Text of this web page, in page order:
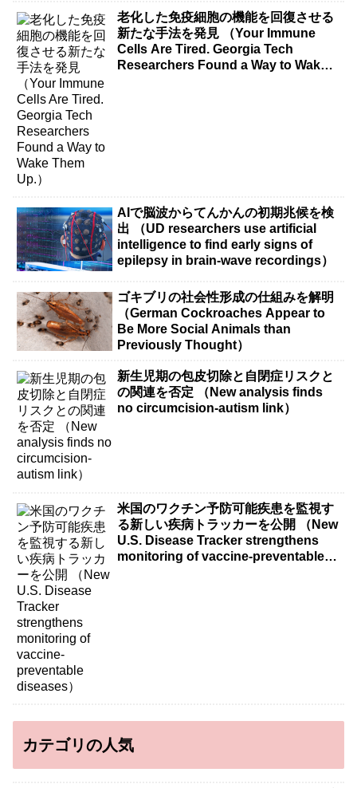
老化した免疫細胞の機能を回復させる
新たな手法を発見 （Your Immune
Cells Are Tired. Georgia Tech
Researchers Found a Way to Wake
AIで脳波からてんかんの初期兆候を検
出 （UD researchers use artificial
intelligence to find early signs of
epilepsy in brain-wave recordings）
ゴキブリの社会性形成の仕組みを解明
（German Cockroaches Appear to
Be More Social Animals than
Previously Thought）
新生児期の包皮切除と自閉症リスクと
の関連を否定 （New analysis finds
no circumcision-autism link）
米国のワクチン予防可能疾患を監視す
る新しい疾病トラッカーを公開 （New
U.S. Disease Tracker strengthens
monitoring of vaccine-preventable
カテゴリの人気